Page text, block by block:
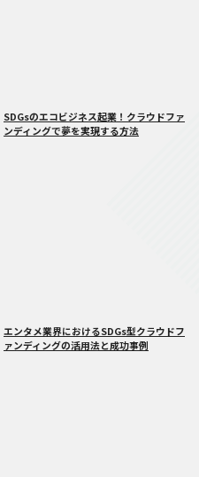
SDGsのエコビジネス起業！クラウドファ
ンディングで夢を実現する方法
エンタメ業界におけるSDGs型クラウドフ
ァンディングの活用法と成功事例